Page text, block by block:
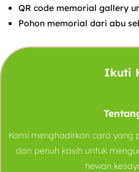
QR code memorial gallery
Pohon memorial dari abu
Ikuti
Kami menghadirkan cara yang
dan penuh kasih untuk
hewan